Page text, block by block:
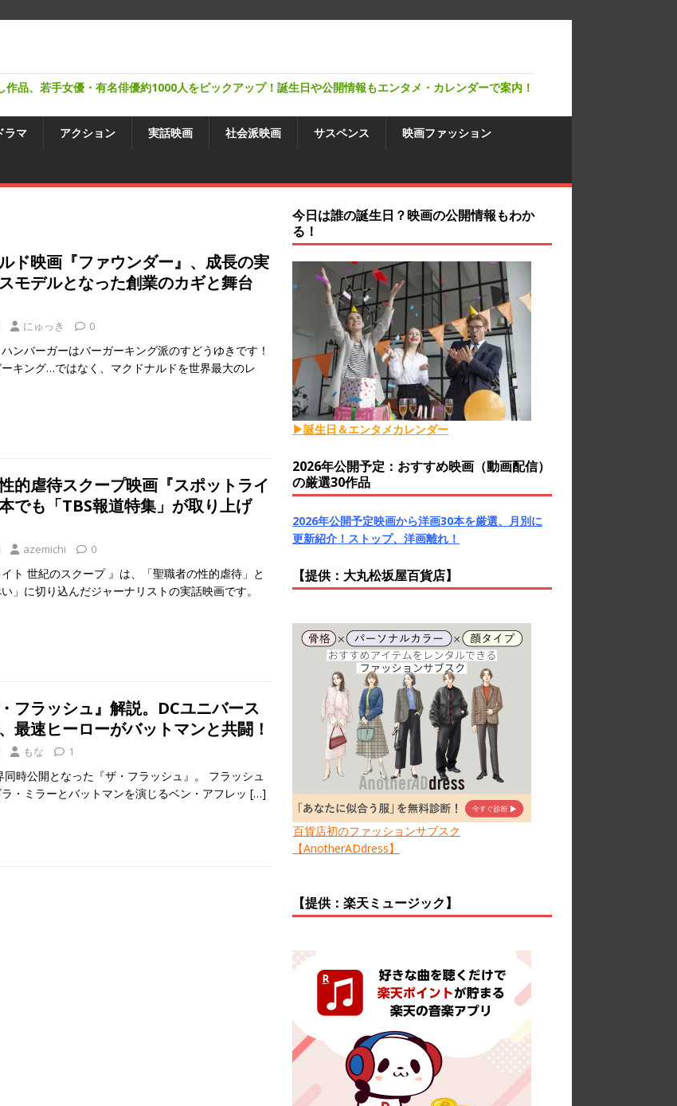
作品、若手女優・有名俳優約1000人をピックアップ！誕生日や公開情報もエンタメ・カレンダーで案内！
ラマ アクション 実話映画 社会派映画 サスペンス 映画ファッション
ド映画『ファウンダー』、成長の実
モデルとなった創業のカギと舞台
にゅっき 0
ンバーガーはバーガーキング派のすどうゆきです！
キング…ではなく、マクドナルドを世界最大のレ
的虐待スクープ映画『スポットライ
でも「TBS報道特集」が取り上げ
azemichi 0
イト 世紀のスクープ 』は、「聖職者の性的虐待」と
い」に切り込んだジャーナリストの実話映画です。
フラッシュ』解説。DCユニバース
最速ヒーローがバットマンと共闘！
もな 1
同時公開となった『ザ・フラッシュ』。 フラッシュ
・ミラーとバットマンを演じるベン・アフレッ […]
今日は誰の誕生日？映画の公開情報もわか
る！
▶誕生日＆エンタメカレンダー
2026年公開予定：おすすめ映画（動画配信）
の厳選30作品
2026年公開予定映画から洋画30本を厳選、月別に
更新紹介！ストップ、洋画離れ！
【提供：大丸松坂屋百貨店】
百貨店初のファッションサブスク
【AnotherADdress】
【提供：楽天ミュージック】